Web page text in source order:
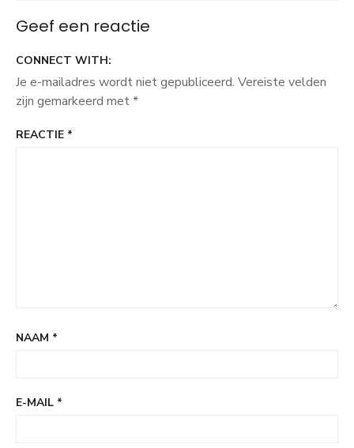
Geef een reactie
CONNECT WITH:
Je e-mailadres wordt niet gepubliceerd. Vereiste velden
zijn gemarkeerd met*
REACTIE *
NAAM *
E-MAIL *